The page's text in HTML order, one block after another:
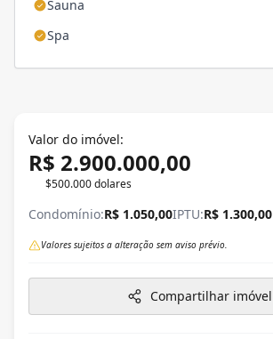
Sauna
Spa
Valor do imóvel:
R$ 2.900.000,00
$500.000 dolares
Condomínio:R$ 1.050,00IPTU:R$ 1.300,00
Valores sujeitos a alteração sem aviso prévio.
Compartilhar imóvel